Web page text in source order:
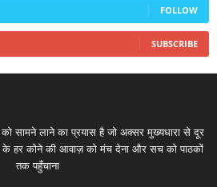
FOLLOW
SUBSCRIBE
सामने लाने का प्रयास है जो अक्सर मुख्यधारा से दूर
के हर कोने की आवाज़ को मंच देना और सच को पाठकों
तक पहुँचाना